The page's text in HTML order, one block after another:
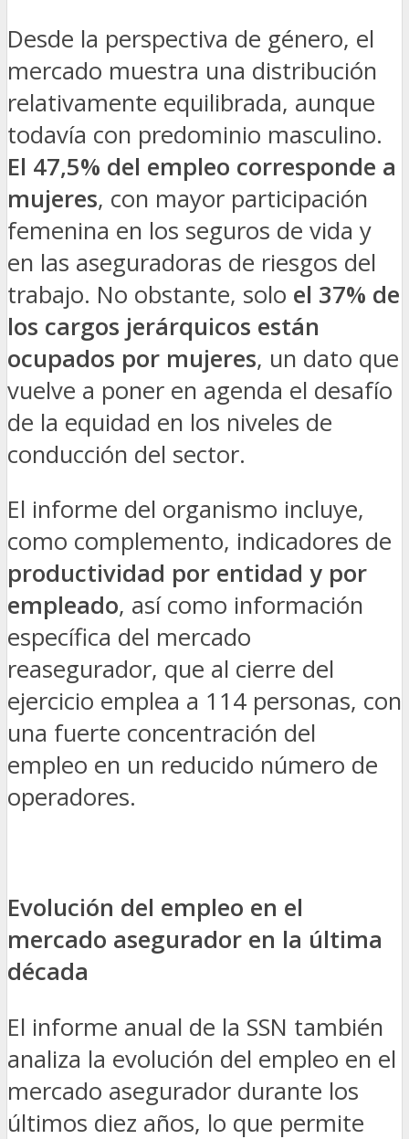
Desde la perspectiva de género, el
mercado muestra una distribución
relativamente equilibrada, aunque
todavía con predominio masculino.
El 47,5% del empleo corresponde a
mujeres, con mayor participación
femenina en los seguros de vida y
en las aseguradoras de riesgos del
trabajo. No obstante, solo el 37% de
los cargos jerárquicos están
ocupados por mujeres, un dato que
vuelve a poner en agenda el desafío
de la equidad en los niveles de
conducción del sector.
El informe del organismo incluye,
como complemento, indicadores de
productividad por entidad y por
empleado, así como información
específica del mercado
reasegurador, que al cierre del
ejercicio emplea a 114 personas, con
una fuerte concentración del
empleo en un reducido número de
operadores.
Evolución del empleo en el
mercado asegurador en la última
década
El informe anual de la SSN también
analiza la evolución del empleo en el
mercado asegurador durante los
últimos diez años, lo que permite